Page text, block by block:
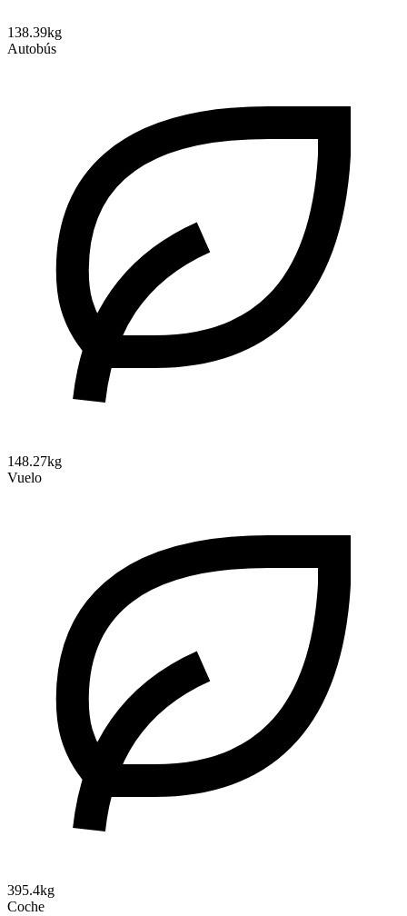
138.39kg
Autobús
148.27kg
Vuelo
395.4kg
Coche